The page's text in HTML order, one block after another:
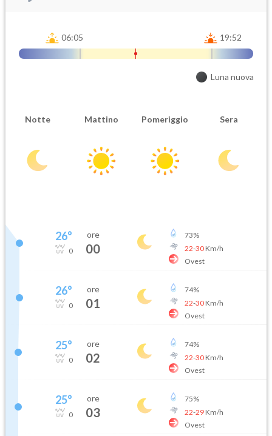
06:05 19:52
Luna nuova
Notte Mattino Pomeriggio Sera
26°
0
ore
00
73%
22-30Km/h
Ovest
26°
0
ore
01
74%
22-30Km/h
Ovest
25°
0
ore
02
74%
22-30Km/h
Ovest
25°
0
ore
03
75%
22-29Km/h
Ovest